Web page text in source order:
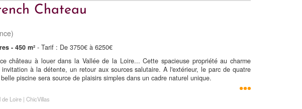
Chateau
- 450 m²- Tarif : De 3750€ à 6250€
château à louer dans la Vallée de la Loire... Cette spacieuse propriété au charme
à la détente, un retour aux sources salutaire. A l'extérieur, le parc de quatre
piscine sera source de plaisirs simples dans un cadre naturel unique.
Loire | ChicVillas